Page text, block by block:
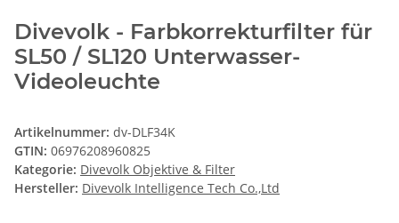
Divevolk - Farbkorrekturfilter für
SL50 / SL120 Unterwasser-
Videoleuchte
Artikelnummer: dv-DLF34K
GTIN: 06976208960825
Kategorie: Divevolk Objektive & Filter
Hersteller: Divevolk Intelligence Tech Co.,Ltd